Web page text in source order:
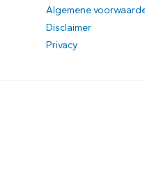
Algemene
Disclaimer
Privacy